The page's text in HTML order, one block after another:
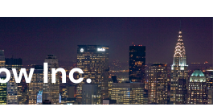
Inc.
Tu sei qui: